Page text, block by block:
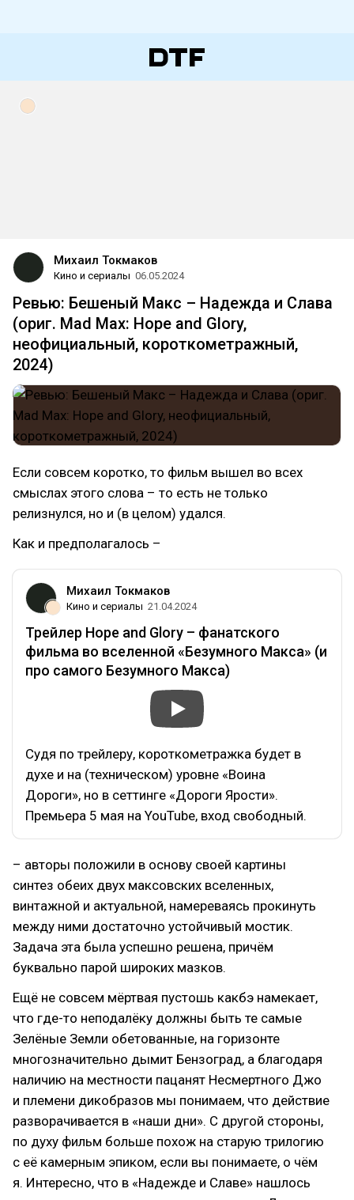
Михаил Токмаков
Кино и сериалы 06.05.2024
Ревью: Бешеный Макс – Надежда и Слава
(ориг. Mad Max: Hope and Glory,
неофициальный, короткометражный,
2024)
Если совсем коротко, то фильм вышел во всех
смыслах этого слова – то есть не только
релизнулся, но и (в целом) удался.
Как и предполагалось –
Михаил Токмаков
Кино и сериалы 21.04.2024
Трейлер Hope and Glory – фанатского
фильма во вселенной «Безумного Макса» (и
про самого Безумного Макса)
Судя по трейлеру, короткометражка будет в
духе и на (техническом) уровне «Воина
Дороги», но в сеттинге «Дороги Ярости».
Премьера 5 мая на YouTube, вход свободный.
– авторы положили в основу своей картины
синтез обеих двух максовских вселенных,
винтажной и актуальной, намереваясь прокинуть
между ними достаточно устойчивый мостик.
Задача эта была успешно решена, причём
буквально парой широких мазков.
Ещё не совсем мёртвая пустошь какбэ намекает,
что где-то неподалёку должны быть те самые
Зелёные Земли обетованные, на горизонте
многозначительно дымит Бензоград, а благодаря
наличию на местности пацанят Несмертного Джо
и племени дикобразов мы понимаем, что действие
разворачивается в «наши дни». С другой стороны,
по духу фильм больше похож на старую трилогию
с её камерным эпиком, если вы понимаете, о чём
я. Интересно, что в «Надежде и Славе» нашлось